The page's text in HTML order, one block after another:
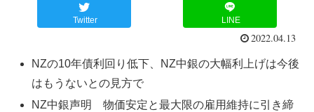
Twitter LINE
2022.04.13
NZの10年債利回り低下、NZ中銀の大幅利上げは今後
はもうないとの見方で
NZ中銀声明 物価安定と最大限の雇用維持に引き締